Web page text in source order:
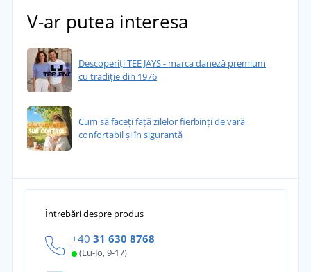
V-ar putea interesa
Descoperiți TEE JAYS - marca daneză premium
cu tradiție din 1976
Cum să faceți față zilelor fierbinți de vară
confortabil și în siguranță
Întrebări despre produs
+40 31 630 8768
(Lu-Jo, 9-17)